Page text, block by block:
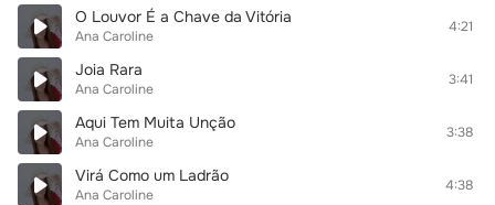
O Louvor É a Chave da Vitória
Ana Caroline
4:21
Joia Rara
Ana Caroline
3:41
Aqui Tem Muita Unção
Ana Caroline
3:38
Virá Como um Ladrão
Ana Caroline
4:38